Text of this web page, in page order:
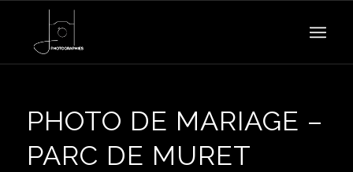
PHOTO DE MARIAGE –
PARC DE MURET